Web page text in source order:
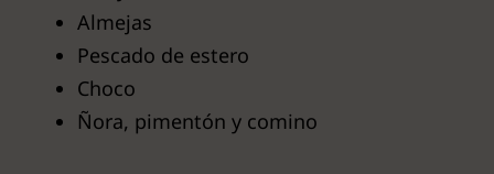
Almejas
Pescado de estero
Choco
Ñora, pimentón y comino